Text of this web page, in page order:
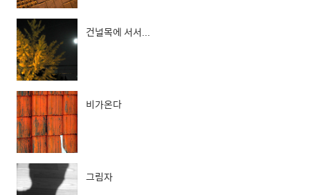
건널목에 서서...
비가온다
그림자